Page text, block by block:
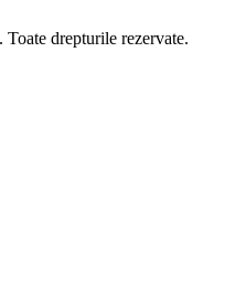
. Toate drepturile rezervate.